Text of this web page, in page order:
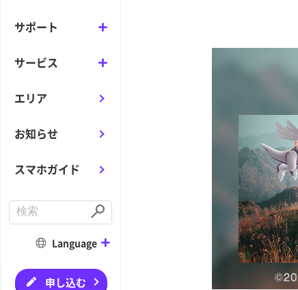
サポート
サービス
エリア
お知らせ
スマホガイド
n
S
u
m
t
Language
申し込む